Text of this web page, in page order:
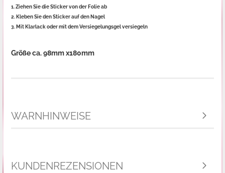
1. Ziehen Sie die Sticker von der Folie ab
2. Kleben Sie den Sticker auf den Nagel
3. Mit Klarlack oder mit dem Versiegelungsgel versiegeln
Größe ca. 98mm x180mm
WARNHINWEISE
KUNDENREZENSIONEN